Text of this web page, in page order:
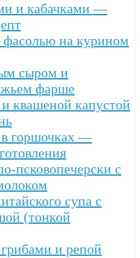
и кабачками —
фасолью на курином
сыром и
фарше
квашеной капустой
в горшочках —
псковопечерски с
супа с
(тонкой
и репой